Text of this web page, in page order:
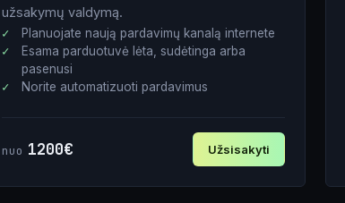
užsakymų valdymą.
Planuojate naują pardavimų kanalą internete
Esama parduotuvė lėta, sudėtinga arba
pasenusi
Norite automatizuoti pardavimus
nuo 1200€ Užsisakyti
Vardas El. paštas